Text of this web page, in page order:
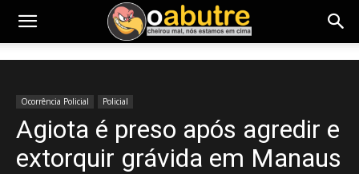
Ocorrência Policial Policial
Agiota é preso após agredir e
extorquir grávida em Manaus